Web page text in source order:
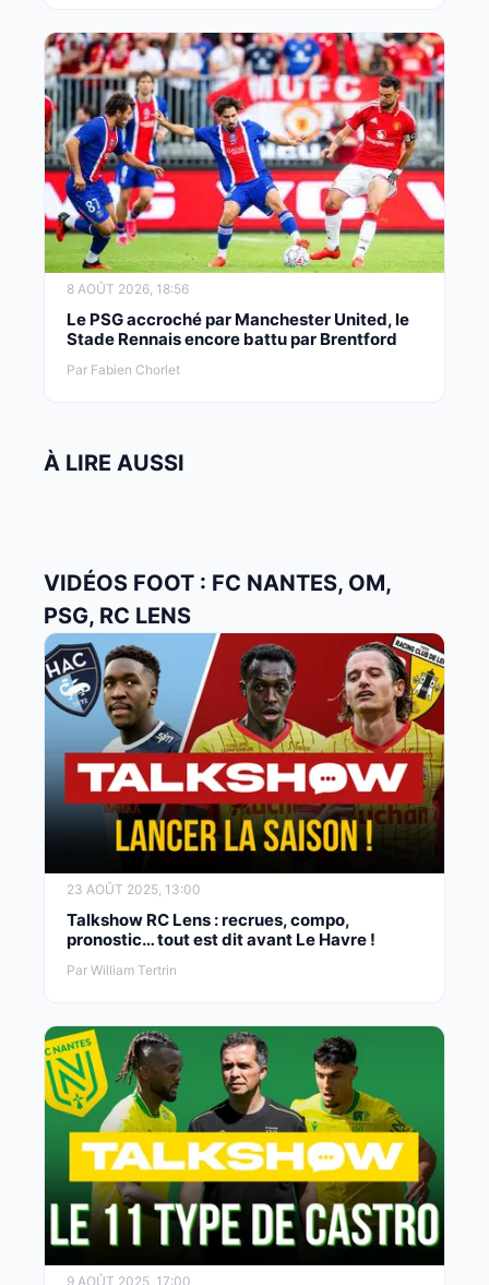
8 AOÛT 2026, 18:56
Le PSG accroché par Manchester United, le
Stade Rennais encore battu par Brentford
Par Fabien Chorlet
À LIRE AUSSI
VIDÉOS FOOT : FC NANTES, OM,
PSG, RC LENS
23 AOÛT 2025, 13:00
Talkshow RC Lens : recrues, compo,
pronostic… tout est dit avant Le Havre !
Par William Tertrin
9 AOÛT 2025, 17:00